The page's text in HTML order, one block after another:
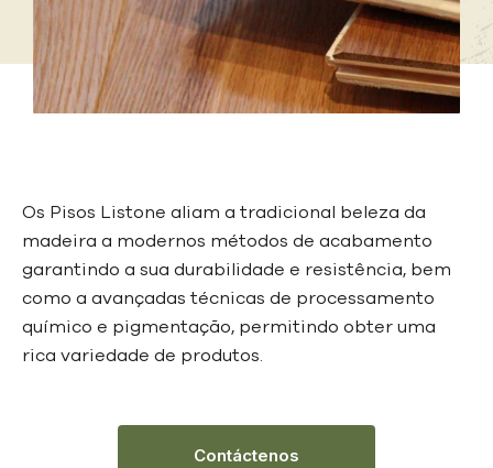
Os Pisos Listone aliam a tradicional beleza da
madeira a modernos métodos de acabamento
garantindo a sua durabilidade e resistência, bem
como a avançadas técnicas de processamento
químico e pigmentação, permitindo obter uma
rica variedade de produtos.
Contáctenos